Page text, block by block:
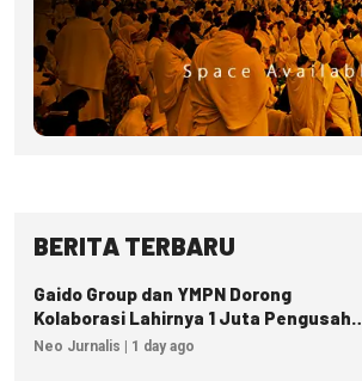
BERITA TERBARU
Gaido Group dan YMPN Dorong
Kolaborasi Lahirnya 1 Juta Pengusaha
Ekonomi Syariah
Neo Jurnalis | 1 day ago